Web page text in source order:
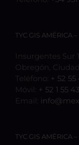
TYC GIS AMÉRICA
Insurgentes Sur
Obregón,
Teléfono: + 52
Móvil: + 52 1 55
Email:
TYC GIS AMÉRICA